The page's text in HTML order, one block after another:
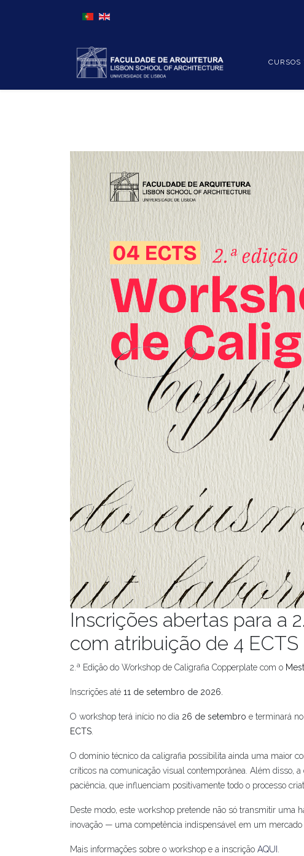
Escolha o seu idioma
CURSOS
Inscrições abertas para a
com atribuição de 4 ECTS
2.ª Edição do Workshop de Caligrafia Copperplate com o
Inscrições até 11 de setembro de 2026.
O workshop terá início no dia 26 de setembro e terminará
ECTS
O domínio técnico da caligrafia possibilita ainda uma maior
críticos na comunicação visual contemporânea. Além disso,
paciência, que influenciam positivamente todo o processo
Deste modo, este workshop pretende não só transmitir uma
inovação — uma competência indispensável em um
Mais informações sobre o workshop e a inscrição AQUI